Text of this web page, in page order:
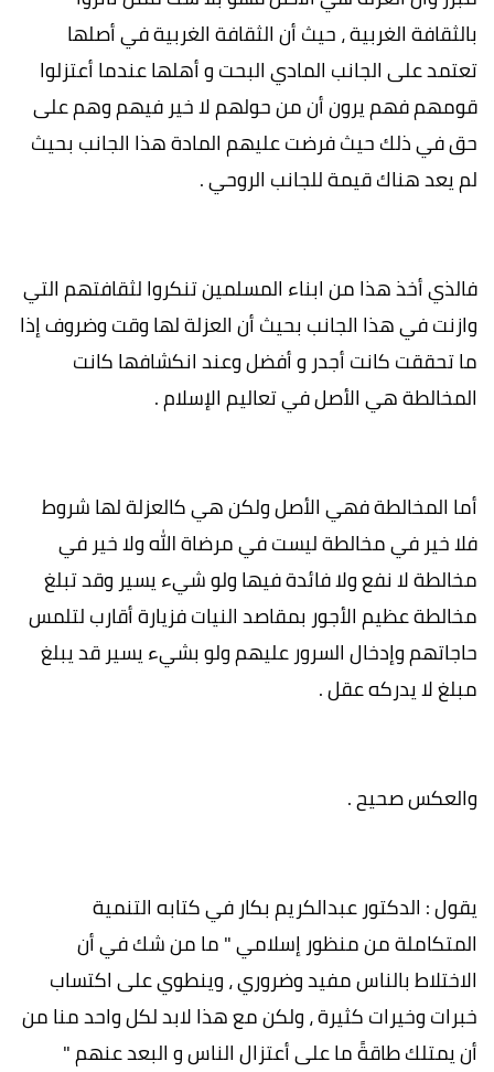
بالثقافة الغربية ، حيث أن الثقافة الغربية في أصلها
تعتمد على الجانب المادي البحت و أهلها عندما أعتزلوا
قومهم فهم يرون أن من حولهم لا خير فيهم وهم على
حق في ذلك حيث فرضت عليهم المادة هذا الجانب بحيث
لم يعد هناك قيمة للجانب الروحي .
فالذي أخذ هذا من ابناء المسلمين تنكروا لثقافتهم التي
وازنت في هذا الجانب بحيث أن العزلة لها وقت وضروف إذا
ما تحققت كانت أجدر و أفضل وعند انكشافها كانت
المخالطة هي الأصل في تعاليم الإسلام .
أما المخالطة فهي الأصل ولكن هي كالعزلة لها شروط
فلا خير في مخالطة ليست في مرضاة الله ولا خير في
مخالطة لا نفع ولا فائدة فيها ولو شيء يسير وقد تبلغ
مخالطة عظيم الأجور بمقاصد النيات فزيارة أقارب لتلمس
حاجاتهم وإدخال السرور عليهم ولو بشيء يسير قد يبلغ
مبلغ لا يدركه عقل .
والعكس صحيح .
يقول : الدكتور عبدالكريم بكار في كتابه التنمية
المتكاملة من منظور إسلامي " ما من شك في أن
الاختلاط بالناس مفيد وضروري ، وينطوي على اكتساب
خبرات وخيرات كثيرة ، ولكن مع هذا لابد لكل واحد منا من
أن يمتلك طاقةً ما على أعتزال الناس و البعد عنهم "